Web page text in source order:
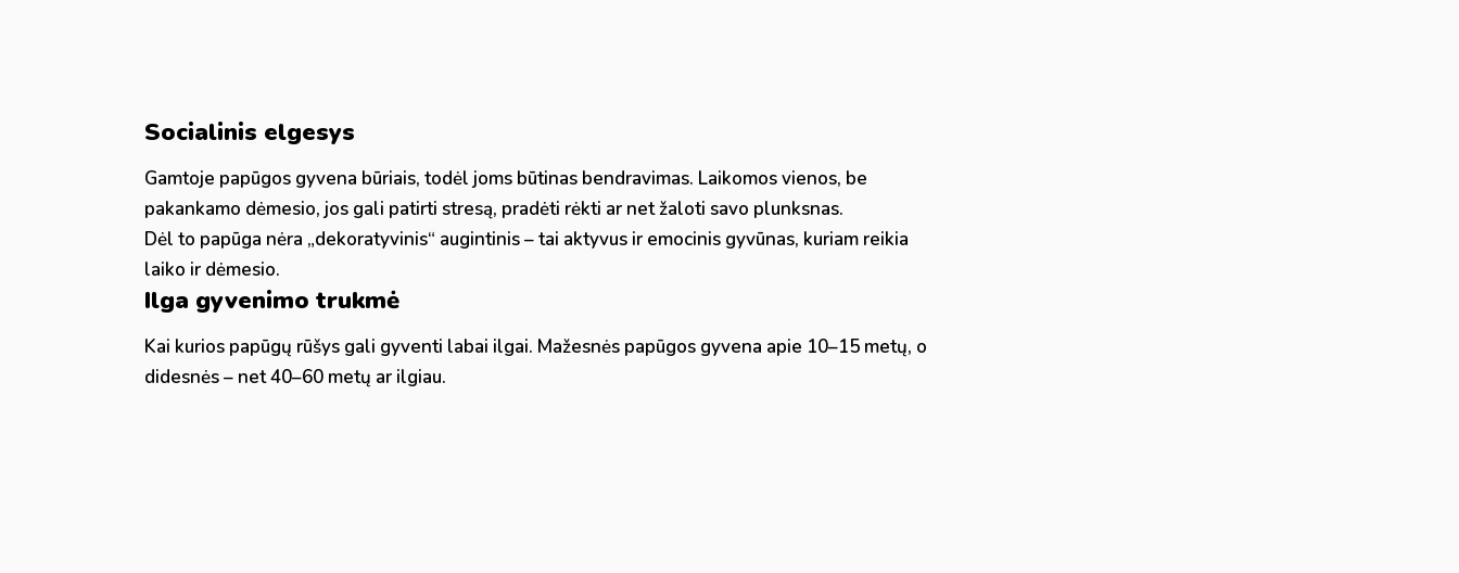
Socialinis elgesys
Gamtoje papūgos gyvena būriais, todėl joms būtinas bendravimas. Laikomos vienos, be
pakankamo dėmesio, jos gali patirti stresą, pradėti rėkti ar net žaloti savo plunksnas.
Dėl to papūga nėra „dekoratyvinis“ augintinis – tai aktyvus ir emocinis gyvūnas, kuriam reikia
laiko ir dėmesio.
Ilga gyvenimo trukmė
Kai kurios papūgų rūšys gali gyventi labai ilgai. Mažesnės papūgos gyvena apie 10–15 metų, o
didesnės – net 40–60 metų ar ilgiau.